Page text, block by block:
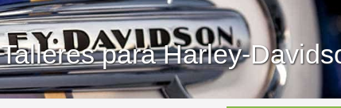
Talleres para Harley-